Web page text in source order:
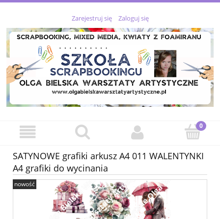
Zarejestruj się Zaloguj się
SATYNOWE grafiki arkusz A4 011 WALENTYNKI
A4 grafiki do wycinania
nowość